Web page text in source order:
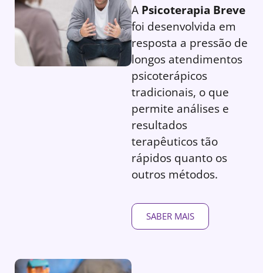
A Psicoterapia Breve
foi desenvolvida em
resposta a pressão de
longos atendimentos
psicoterápicos
tradicionais, o que
permite análises e
resultados
terapêuticos tão
rápidos quanto os
outros métodos.
SABER MAIS